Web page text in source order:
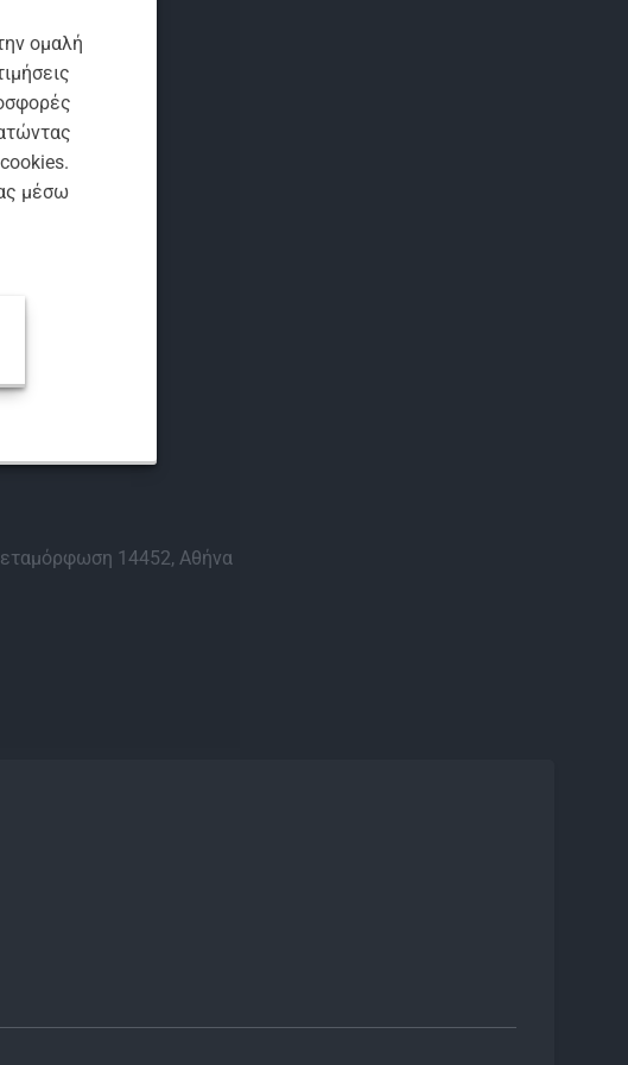
ομαλή
μέσω
14452, Αθήνα